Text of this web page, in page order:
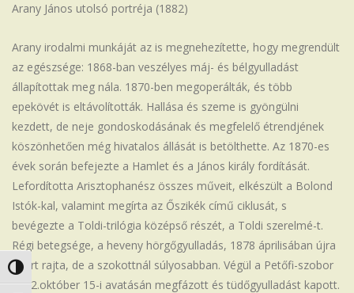
Nagy kontraszt váltása
Arany János utolsó portréja (1882)
Arany irodalmi munkáját az is megnehezítette, hogy megrendült
az egészsége: 1868-ban veszélyes máj- és bélgyulladást
állapítottak meg nála. 1870-ben megoperálták, és több
epekövét is eltávolították. Hallása és szeme is gyöngülni
kezdett, de neje gondoskodásának és megfelelő étrendjének
köszönhetően még hivatalos állását is betölthette. Az 1870-es
évek során befejezte a Hamlet és a János király fordítását.
Lefordította Arisztophanész összes műveit, elkészült a Bolond
Istók-kal, valamint megírta az Őszikék című ciklusát, s
bevégezte a Toldi-trilógia középső részét, a Toldi szerelmé-t.
Régi betegsége, a heveny hörgőgyulladás, 1878 áprilisában újra
kitört rajta, de a szokottnál súlyosabban. Végül a Petőfi-szobor
1882.október 15-i avatásán megfázott és tüdőgyulladást kapott.